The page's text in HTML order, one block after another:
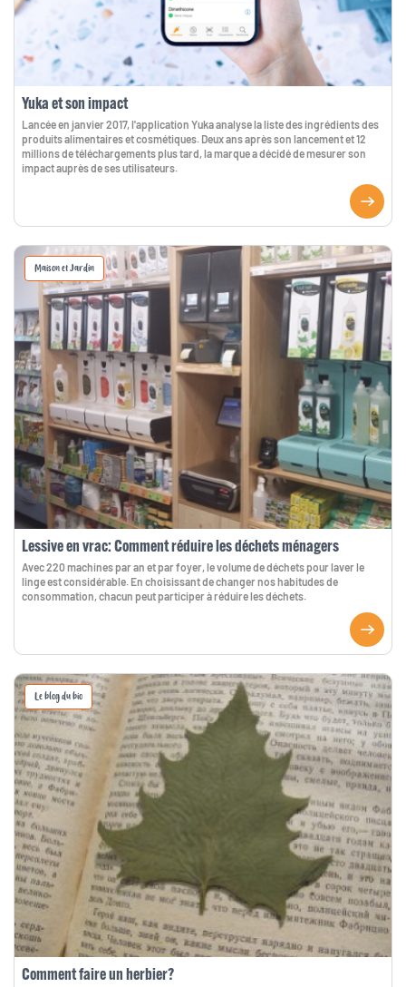
Yuka et son impact
Lancée en janvier 2017, l'application Yuka analyse la liste des ingrédients des
produits alimentaires et cosmétiques. Deux ans après son lancement et 12
millions de téléchargements plus tard, la marque a décidé de mesurer son
impact auprès de ses utilisateurs.
Maison et Jardin
Lessive en vrac: Comment réduire les déchets ménagers
Avec 220 machines par an et par foyer, le volume de déchets pour laver le
linge est considérable. En choisissant de changer nos habitudes de
consommation, chacun peut participer à réduire les déchets.
Le blog du bio
Comment faire un herbier?